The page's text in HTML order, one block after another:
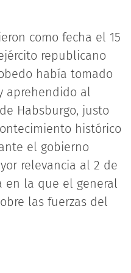
como fecha el 15
republicano
había tomado
aprehendido al
Habsburgo, justo
histórico
el gobierno
relevancia al 2 de
en la que el general
las fuerzas del